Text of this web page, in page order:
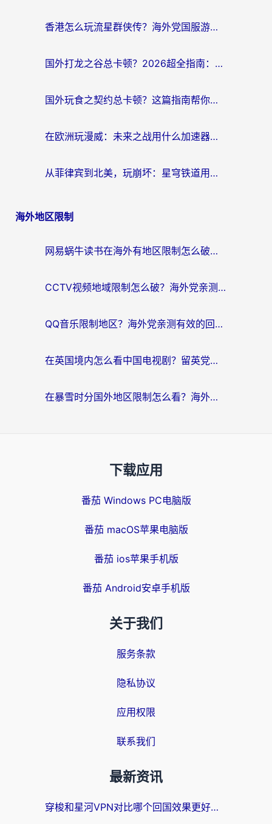
香港怎么玩流星群侠传？海外党国服游戏不卡顿的终极解决方案
国外打龙之谷总卡顿？2026超全指南：选对加速器，龙之谷星战前夜激战2都能丝滑畅玩
国外玩食之契约总卡顿？这篇指南帮你选对加速器（附瑞士地鼠传奇、菲律宾纳萨力克之王方案）
在欧洲玩漫威：未来之战用什么加速器最好用？老玩家亲测避坑指南
从菲律宾到北美，玩崩坏：星穹铁道用什么加速器好？我试过5款后选了它
海外地区限制
网易蜗牛读书在海外有地区限制怎么破解？3个实用方案帮你畅读无阻（附缅甸美国使用技巧）
CCTV视频地域限制怎么破？海外党亲测有效的回国加速解决方案
QQ音乐限制地区？海外党亲测有效的回国加速器选择指南（附听书音乐全攻略）
在英国境内怎么看中国电视剧？留英党亲测有效的追剧自由指南
在暴雪时分国外地区限制怎么看？海外党亲测有效的回国加速指南
下载应用
番茄 Windows PC电脑版
番茄 macOS苹果电脑版
番茄 ios苹果手机版
番茄 Android安卓手机版
关于我们
服务条款
隐私协议
应用权限
联系我们
最新资讯
穿梭和星河VPN对比哪个回国效果更好？海外党亲测5款加速器的无缝访问指南